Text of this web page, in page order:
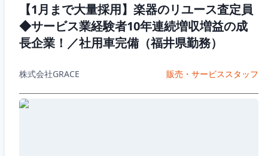
【1月まで大量採用】楽器のリユース査定員
◆サービス業経験者10年連続増収増益の成
長企業！／社用車完備（福井県勤務）
株式会社GRACE 販売・サービススタッフ